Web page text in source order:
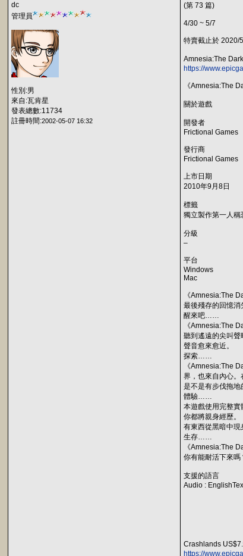
dc
管理員
性別:男
來自:瓦肯星
發表總數:11734
註冊時間:2002-05-07 16:32
(第 73 篇)
4/30 ~ 5/7
特賣截止於 2020/
Amnesia:The
https://
《Amnesia:The
關於遊戲
開發者
Frictional Games
發行商
Frictional Games
上市日期
2010年9月8日
標籤
獨立製作第一人稱
分級
–
平台
Windows
Mac
《Amnesia:The
最後殘存的回憶消
醒來吧……
《Amnesia:The
聽到遙遠的尖叫聲
聲音愈來愈近。
探索……
《Amnesia:The
界，也來自內心。
是不是有步伐拖地
體驗……
本遊戲使用完整
你都將親身經歷。
有東西從黑暗中現
生存……
《Amnesia:The
你有能耐活下來嗎
支援的語言
Audio :
Crashlands
https://